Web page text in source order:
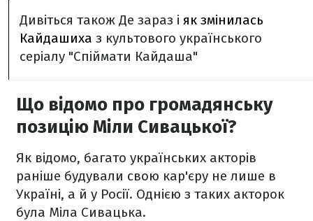
Дивіться також Де зараз і як змінилась
Кайдашиха з культового українського
серіалу "Спіймати Кайдаша"
Що відомо про громадянську
позицію Міли Сивацької?
Як відомо, багато українських акторів
раніше будували свою кар'єру не лише в
Україні, а й у Росії. Однією з таких акторок
була Міла Сивацька.